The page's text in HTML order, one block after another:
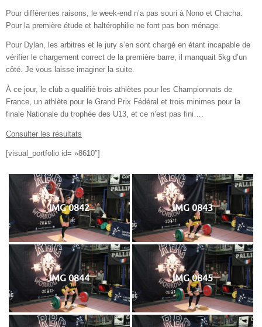
Pour différentes raisons, le week-end n’a pas souri à Nono et Chacha.
Pour la première étude et haltérophilie ne font pas bon ménage.
Pour Dylan, les arbitres et le jury s’en sont chargé en étant incapable de
vérifier le chargement correct de la première barre, il manquait 5kg d’un
côté. Je vous laisse imaginer la suite.
À ce jour, le club a qualifié trois athlètes pour les Championnats de
France, un athlète pour le Grand Prix Fédéral et trois minimes pour la
finale Nationale du trophée des U13, et ce n’est pas fini….
Consulter les résultats
[visual_portfolio id= »8610″]
IMG 0842 IMG 0843
IMG 0844 IMG 0845